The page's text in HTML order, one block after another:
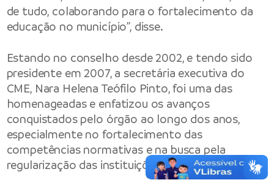
de tudo, colaborando para o fortalecimento da
educação no município”, disse.
Estando no conselho desde 2002, e tendo sido
presidente em 2007, a secretária executiva do
CME, Nara Helena Teófilo Pinto, foi uma das
homenageadas e enfatizou os avanços
conquistados pelo órgão ao longo dos anos,
especialmente no fortalecimento das
competências normativas e na busca pela
regularização das instituições de ensino.